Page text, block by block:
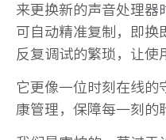
来更换新的声音处理器
可自动精准复制，即换
反复调试的繁琐，让使
它更像一位时刻在线的
康管理，保障每一刻的